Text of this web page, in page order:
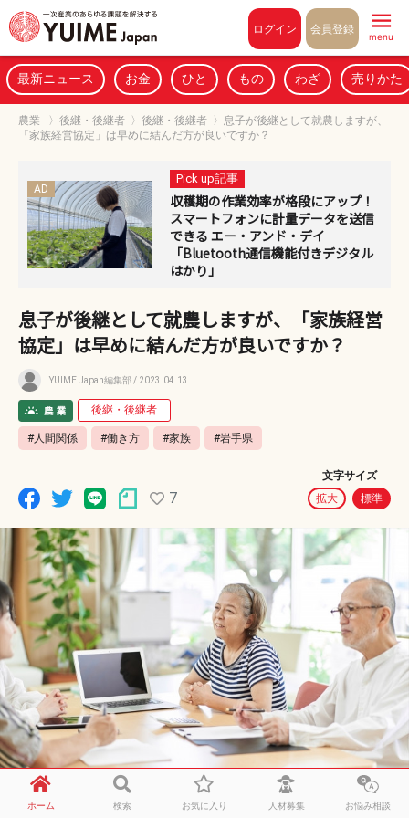
ログイン 会員登録
menu
最新ニュース お金 ひと もの わざ 売りかた
農業 〉 後継・後継者 〉 後継・後継者 〉 息子が後継として就農しますが、
「家族経営協定」は早めに結んだ方が良いですか？
AD
Pick up記事
収穫期の作業効率が格段にアップ！
スマートフォンに計量データを送信
できる エー・アンド・デイ
「Bluetooth通信機能付きデジタル
はかり」
息子が後継として就農しますが、「家族経営
協定」は早めに結んだ方が良いですか？
YUIME Japan編集部 / 2023.04.13
後継・後継者
#人間関係 #働き方 #家族 #岩手県
7
文字サイズ
拡大
標準
ホーム 検索 お気に入り 人材募集 お悩み相談